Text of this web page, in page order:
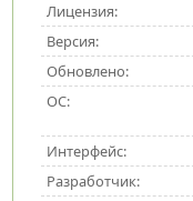
Лицензия:
Версия:
Обновлено:
ОС:
Интерфейс:
Разработчик: